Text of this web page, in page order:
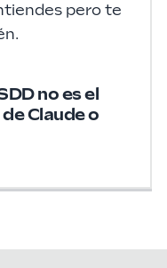
pero te
no es el
Claude o